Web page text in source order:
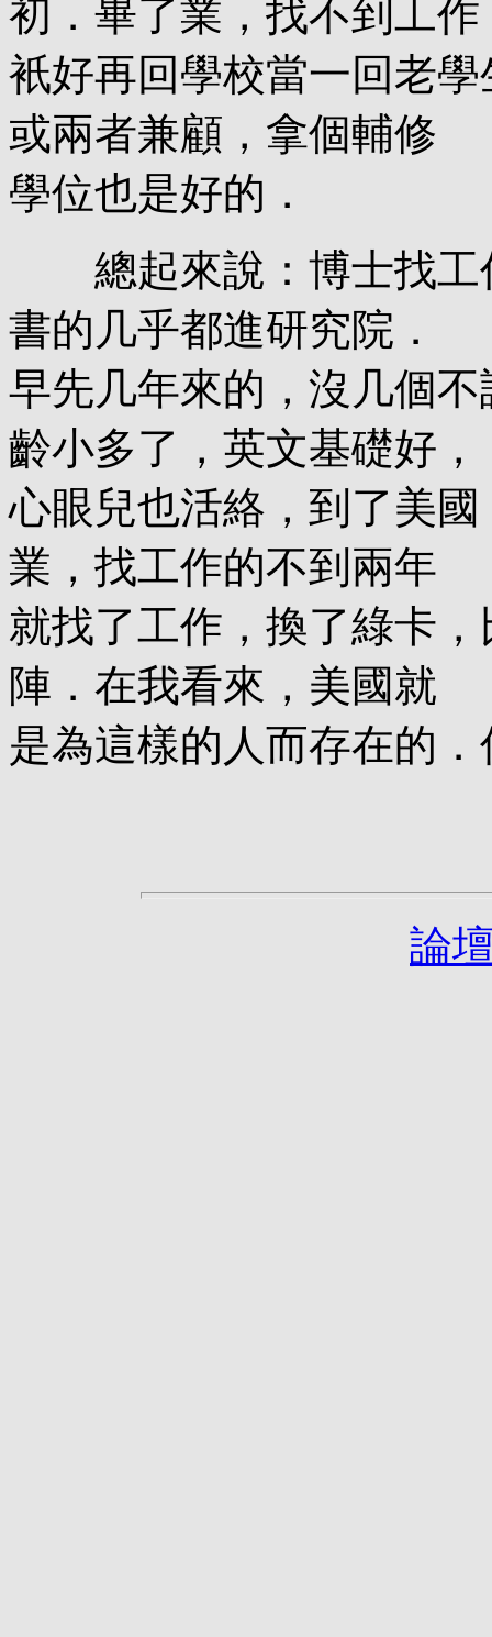
初．畢了業，找不到工作
衹好再回學校當一回老
或兩者兼顧，拿個輔修
學位也是好的．
總起來說：博士找工
書的几乎都進研究院．
早先几年來的，沒几個
齡小多了，英文基礎好，
心眼兒也活絡，到了美
業，找工作的不到兩年
就找了工作，換了綠卡
陣．在我看來，美國就
是為這樣的人而存在的
論